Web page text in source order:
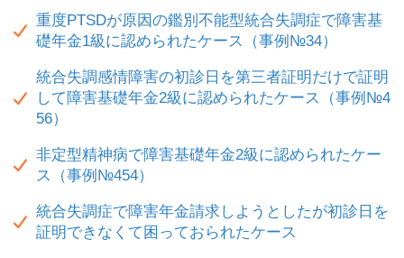
重度PTSDが原因の鑑別不能型統合失調症で障害基
礎年金1級に認められたケース（事例№34）
統合失調感情障害の初診日を第三者証明だけで証明
して障害基礎年金2級に認められたケース（事例№4
56）
非定型精神病で障害基礎年金2級に認められたケー
ス（事例№454）
統合失調症で障害年金請求しようとしたが初診日を
証明できなくて困っておられたケース